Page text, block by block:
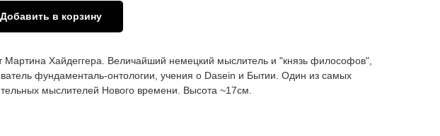
Добавить в корзину
Мартина Хайдеггера. Величайший немецкий мыслитель и "князь философов",
фундаменталь-онтологии, учения о Dasein и Бытии. Один из самых
мыслителей Нового времени. Высота ~17см.